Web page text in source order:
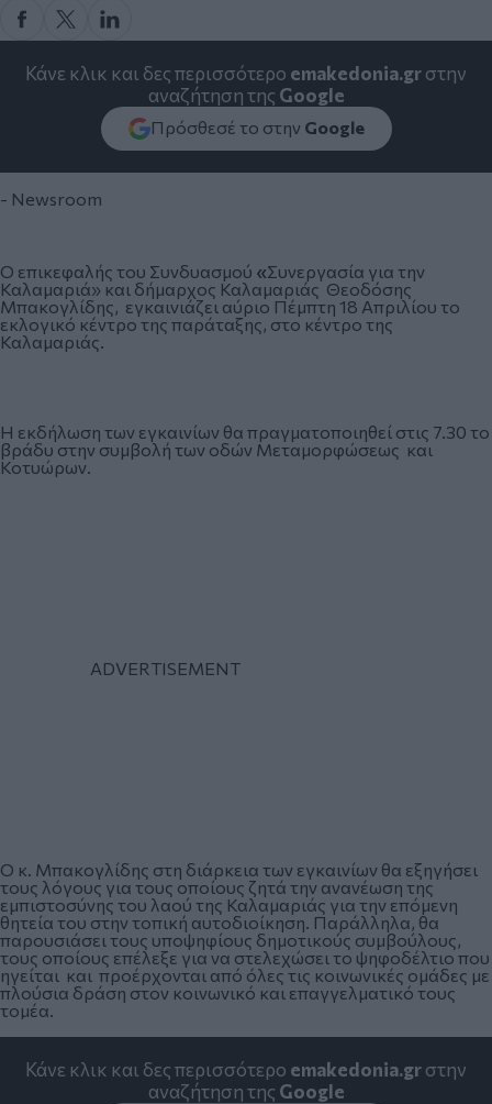
Κάνε κλικ και δες περισσότερο emakedonia.grστην
αναζήτηση της Google
Πρόσθεσέ το στην Google
- Newsroom
Ο επικεφαλής του Συνδυασμού «Συνεργασία για την
Καλαμαριά» και δήμαρχος Καλαμαριάς Θεοδόσης
Μπακογλίδης, εγκαινιάζει αύριο Πέμπτη 18 Απριλίου το
εκλογικό κέντρο της παράταξης, στο κέντρο της
Καλαμαριάς.
Η εκδήλωση των εγκαινίων θα πραγματοποιηθεί στις 7.30 το
βράδυ στην συμβολή των οδών Μεταμορφώσεως και
Κοτυώρων.
Ο κ. Μπακογλίδης στη διάρκεια των εγκαινίων θα εξηγήσει
τους λόγους για τους οποίους ζητά την ανανέωση της
εμπιστοσύνης του λαού της Καλαμαριάς για την επόμενη
θητεία του στην τοπική αυτοδιοίκηση. Παράλληλα, θα
παρουσιάσει τους υποψηφίους δημοτικούς συμβούλους,
τους οποίους επέλεξε για να στελεχώσει το ψηφοδέλτιο που
ηγείται και προέρχονται από όλες τις κοινωνικές ομάδες με
πλούσια δράση στον κοινωνικό και επαγγελματικό τους
τομέα.
Κάνε κλικ και δες περισσότερο emakedonia.grστην
αναζήτηση της Google